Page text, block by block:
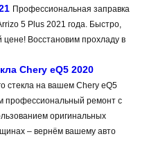
Профессиональная заправка
5 Plus 2021 года. Быстро,
цене! Восстановим прохладу в
Chery eQ5 2020
стекла на вашем Chery eQ5
профессиональный ремонт с
оригинальных
– вернём вашему авто